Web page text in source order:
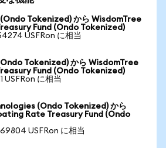
Tokenized) から WisdomTree
Fund (Ondo Tokenized)
USFRon に相当
Tokenized) から WisdomTree
Fund (Ondo Tokenized)
USFRon に相当
(Ondo Tokenized) から
Rate Treasury Fund (Ondo
USFRon に相当